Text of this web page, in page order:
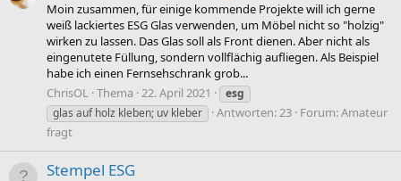
Moin zusammen, für einige kommende Projekte will ich gerne
weiß lackiertes ESG Glas verwenden, um Möbel nicht so "holzig"
wirken zu lassen. Das Glas soll als Front dienen. Aber nicht als
eingenutete Füllung, sondern vollflächig aufliegen. Als Beispiel
habe ich einen Fernsehschrank grob...
ChrisOL Thema 22. April 2021
esg
glas auf holz kleben; uv kleber
Antworten: 23 Forum:Amateur
fragt
Stempel ESG